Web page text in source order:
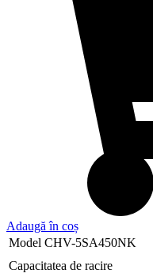
Adaugă în coș
Model CHV-5SA450NK
Capacitatea de racire